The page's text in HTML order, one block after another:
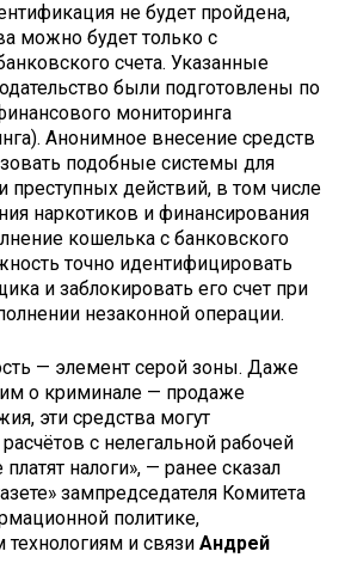
не будет пройдена,
можно будет только с
счета. Указанные
были подготовлены по
мониторинга
Анонимное внесение средств
подобные системы для
преступных действий, в том числе
наркотиков и финансирования
кошелька с банковского
точно идентифицировать
и заблокировать его счет при
незаконной операции.
— элемент серой зоны. Даже
о криминале — продаже
эти средства могут
с нелегальной рабочей
налоги», — ранее сказал
зампредседателя Комитета
политике,
и связи Андрей